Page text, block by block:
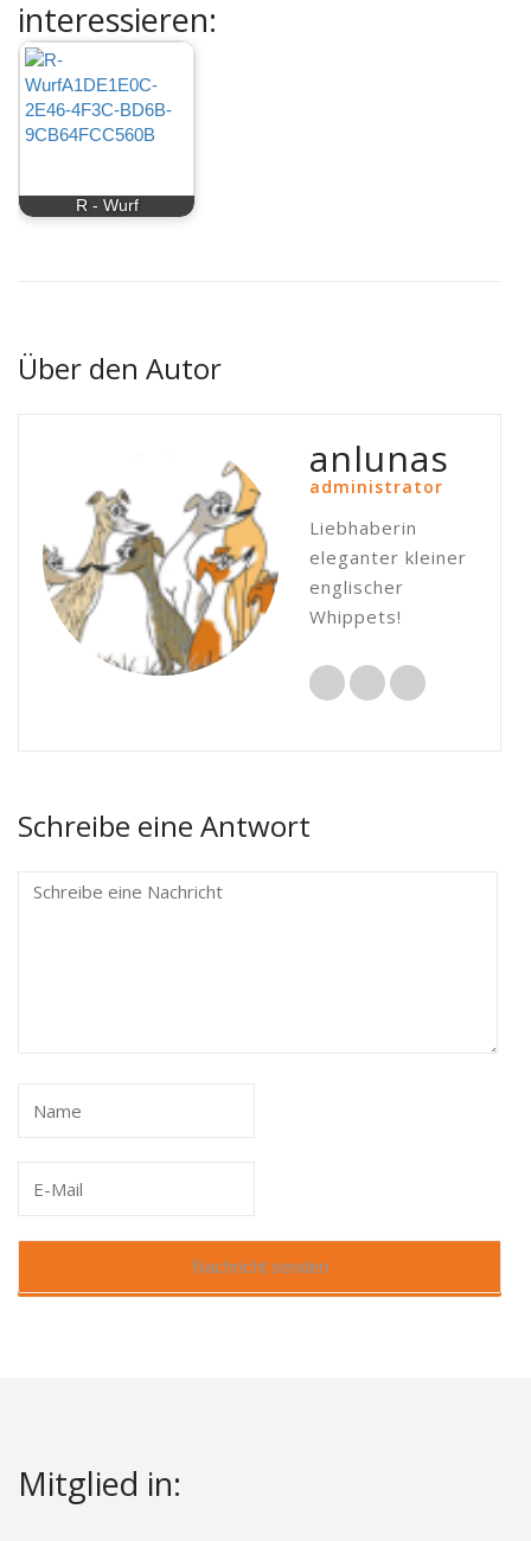
interessieren:
R - Wurf
Über den Autor
anlunas
administrator
Liebhaberin
eleganter kleiner
englischer
Whippets!
Schreibe eine Antwort
Mitglied in: